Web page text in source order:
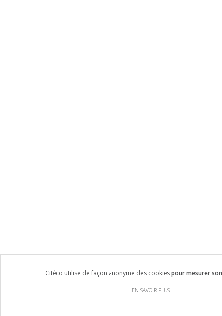
Citéco utilise de façon anonyme des cookiespour mesurer
EN SAVOIR PLUS